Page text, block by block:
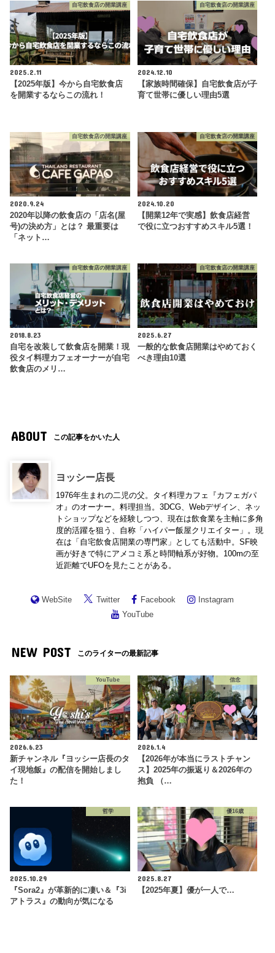
自宅飲食店の開業講座
2025.2.11
【2025年版】今から自宅飲食店
を開業するならこの流れ！
自宅飲食店の開業講座
2024.12.10
【家族時間確保】自宅飲食店が子
育て世帯に優しい理由5選
自宅飲食店の開業講座
2020.9.24
2020年以降の飲食店の「店名(屋
号)の決め方」とは？ 最重要は
「ネット…
自宅飲食店の開業講座
2024.10.20
【開業12年で実感】飲食店経営
で役に立つおすすめスキル5選！
自宅飲食店の開業講座
2018.8.23
自宅を改装して飲食店を開業！現
役タイ料理カフェオーナーが自宅
飲食店のメリ…
自宅飲食店の開業講座
2025.6.27
一般的な飲食店開業はやめておく
べき理由10選
ABOUT この記事をかいた人
ヨッシー店長
1976年生まれの二児の父。タイ料理カフェ『カフェガパ
オ』のオーナー。料理担当。3DCG、Webデザイン、ネッ
トショップなどを経験しつつ、現在は飲食業を主軸に多角
度的活躍を狙う、自称「ハイパー飯屋クリエイター」。現
在は「自宅飲食店開業の専門家」としても活動中。SF映
画が好きで特にアメコミ系と時間軸系が好物。100mの至
近距離でUFOを見たことがある。
WebSite Twitter Facebook
Instagram
YouTube
NEW POST このライターの最新記事
YouTube
2026.6.23
新チャンネル『ヨッシー店長のタ
イ現地飯』の配信を開始しまし
た！
信念
2026.1.4
【2026年が本当にラストチャン
ス】2025年の振返り＆2026年の
抱負 （…
哲学
2025.10.29
『Sora2』が革新的に凄い＆『3i
アトラス』の動向が気になる
優16歳
2025.8.27
【2025年夏】優が一人で…